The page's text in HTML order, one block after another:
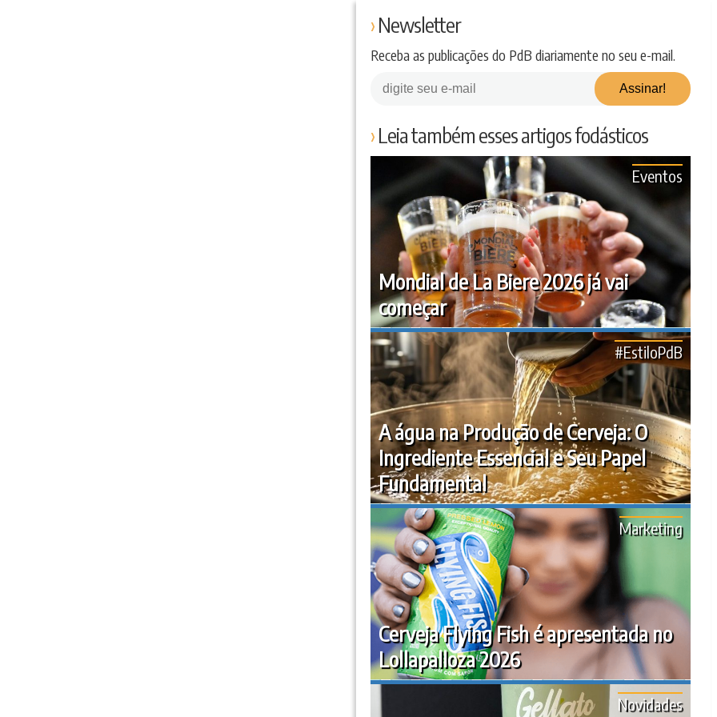
Newsletter
Receba as publicações do PdB diariamente no seu e-mail.
Leia também esses artigos fodásticos
Mondial de La Biere 2026 já vai
começar
Eventos
A água na Produção de Cerveja: O
Ingrediente Essencial e Seu Papel
Fundamental
#EstiloPdB
Cerveja Flying Fish é apresentada no
Lollapalloza 2026
Marketing
Novidades